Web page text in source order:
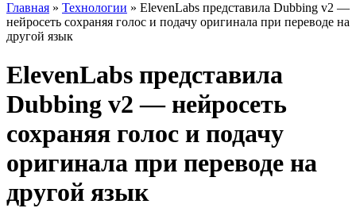
Главная » Технологии » ElevenLabs представила Dubbing v2 —
нейросеть сохраняя голос и подачу оригинала при переводе на
другой язык
ElevenLabs представила
Dubbing v2 — нейросеть
сохраняя голос и подачу
оригинала при переводе на
другой язык